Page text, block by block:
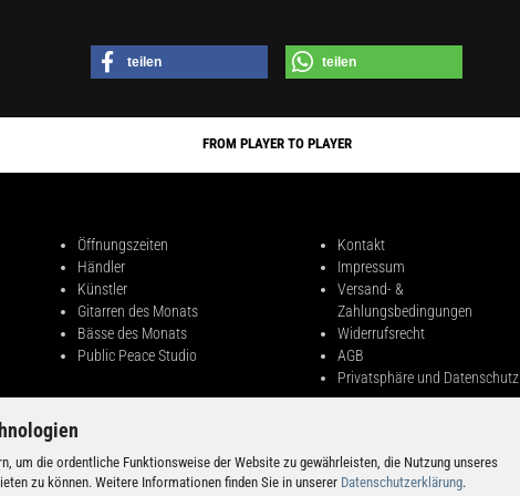
um die ordentliche Funktionsweise der Website zu gewährleisten, die Nutzung unseres
zu können. Weitere Informationen finden Sie in unserer Datenschutzerklärung.
teilen teilen
FROM PLAYER TO PLAYER
Öffnungszeiten
Händler
Künstler
Gitarren des Monats
Bässe des Monats
Public Peace Studio
Kontakt
Impressum
Versand- &
Zahlungsbedingungen
Widerrufsrecht
AGB
Privatsphäre und Datenschutz